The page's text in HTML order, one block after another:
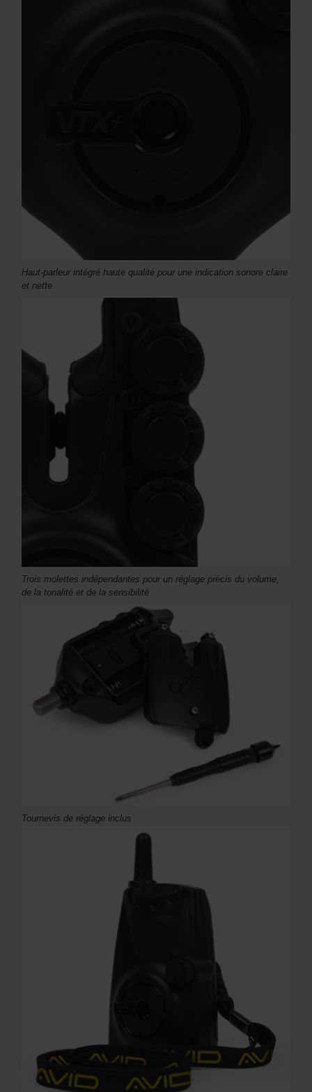
Haut-parleur intégré haute qualité pour une indication sonore claire
et nette
Trois molettes indépendantes pour un réglage précis du volume,
de la tonalité et de la sensibilité
Tournevis de réglage inclus